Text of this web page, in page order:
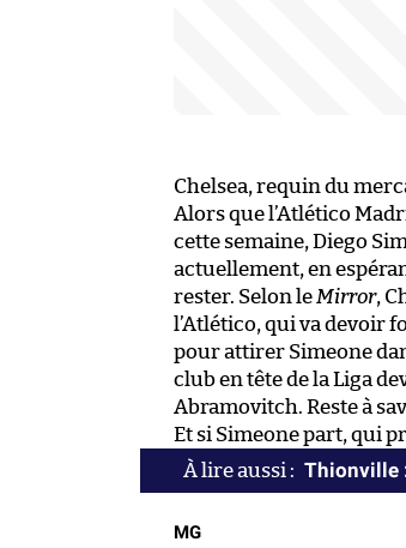
Chelsea, requin du
Alors que l’Atlético
cette semaine, Diego
actuellement, en
rester. Selon le Mirror,
l’Atlético, qui va devoir
pour attirer Simeone
club en tête de la Liga
Abramovitch. Reste à
Et si Simeone part, qui
Thionville
MG